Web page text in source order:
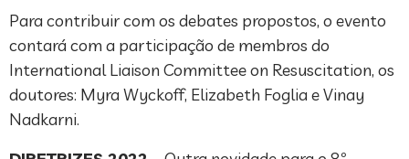
Para contribuir com os debates propostos, o evento
contará com a participação de membros do
International Liaison Committee on Resuscitation, os
doutores: Myra Wyckoff, Elizabeth Foglia e Vinay
Nadkarni.